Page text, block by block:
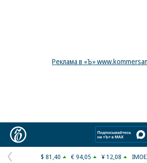
Реклама в «Ъ»
$ 81,40 € 94,05 ¥ 12,08